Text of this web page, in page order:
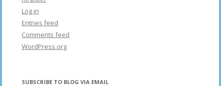
Log in
Entries feed
Comments feed
WordPress.org
SUBSCRIBE TO BLOG VIA EMAIL